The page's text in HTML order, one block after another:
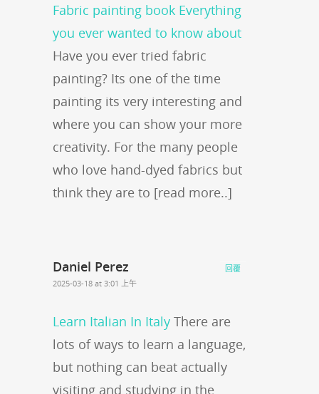
Fabric painting book Everything
you ever wanted to know about
Have you ever tried fabric
painting? Its one of the time
painting its very interesting and
where you can show your more
creativity. For the many people
who love hand-dyed fabrics but
think they are to [read more..]
Daniel Perez
2025-03-18 at 3:01 上午
Learn Italian In Italy There are
lots of ways to learn a language,
but nothing can beat actually
visiting and studying in the
回覆